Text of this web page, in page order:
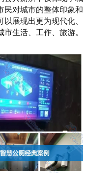
民对城市的整体印象和
展现出更为现代化、
生活、工作、旅游。